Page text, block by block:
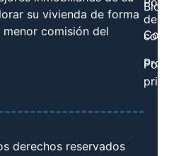
su vivienda de forma
comisión del
Blog
de
derechos reservados